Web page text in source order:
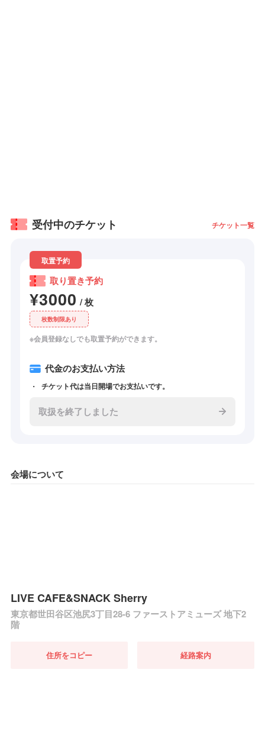
受付中のチケット チケット一覧
取置予約
取り置き予約
¥3000 / 枚
枚数制限あり
※会員登録なしでも取置予約ができます。
代金のお支払い方法
チケット代は当日開場でお支払いです。
取扱を終了しました
会場について
LIVE CAFE&SNACK Sherry
東京都世田谷区池尻3丁目28-6 ファーストアミューズ 地下2
階
住所をコピー 経路案内